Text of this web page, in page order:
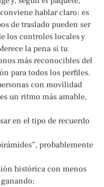
hablar claro: es
de traslado pueden ser
los controles locales y
la pena si tu
más reconocibles del
para todos los perfiles.
con movilidad
un ritmo más amable,
en el tipo de recuerdo
probablemente
histórica con menos